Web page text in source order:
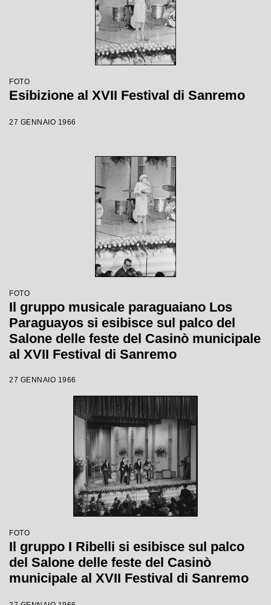
FOTO
Esibizione al XVII Festival di Sanremo
27 GENNAIO 1966
FOTO
Il gruppo musicale paraguaiano Los
Paraguayos si esibisce sul palco del
Salone delle feste del Casinò municipale
al XVII Festival di Sanremo
27 GENNAIO 1966
FOTO
Il gruppo I Ribelli si esibisce sul palco
del Salone delle feste del Casinò
municipale al XVII Festival di Sanremo